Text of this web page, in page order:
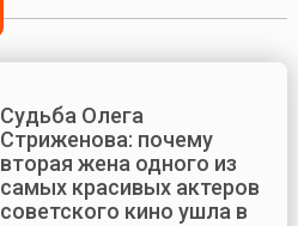
Судьба Олега
Стриженова: почему
вторая жена одного из
самых красивых актеров
советского кино ушла в